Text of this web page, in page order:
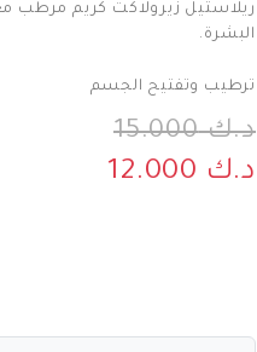
ريلاستيل زيرولاكت كريم مرطب
البشرة.
ترطيب وتفتيح الجسم
د.ك 15.000
د.ك 12.000